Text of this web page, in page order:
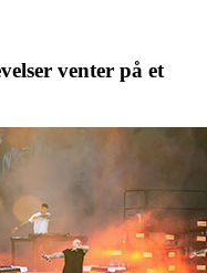
venter på et